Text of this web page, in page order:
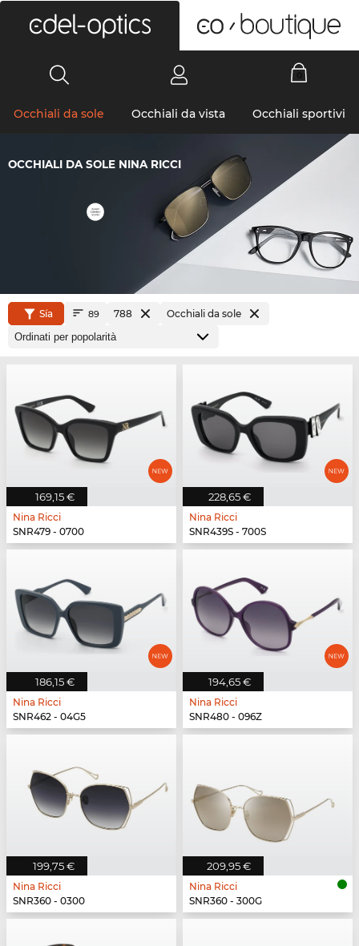
Occhiali da sole Occhiali da vista Occhiali sportivi
OCCHIALI DA SOLE NINA RICCI
Sía 89 788 Occhiali da sole
169,15 €
Nina Ricci
SNR479 - 0700
228,65 €
Nina Ricci
SNR439S - 700S
186,15 €
Nina Ricci
SNR462 - 04G5
194,65 €
Nina Ricci
SNR480 - 096Z
199,75 €
Nina Ricci
SNR360 - 0300
209,95 €
Nina Ricci
SNR360 - 300G